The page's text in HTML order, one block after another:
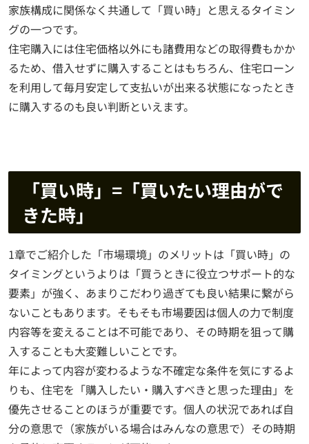
家族構成に関係なく共通して「買い時」と思えるタイミン
グの一つです。
住宅購入には住宅価格以外にも諸費用などの取得費もかか
るため、借入せずに購入することはもちろん、住宅ローン
を利用して毎月安定して支払いが出来る状態になったとき
に購入するのも良い判断といえます。
「買い時」=「買いたい理由がで
きた時」
1章でご紹介した「市場環境」のメリットは「買い時」の
タイミングというよりは「買うときに役立つサポート的な
要素」が強く、あまりこだわり過ぎても良い結果に繋がら
ないこともあります。そもそも市場要因は個人の力で制度
内容等を変えることは不可能であり、その時期を狙って購
入することも大変難しいことです。
年によって内容が変わるような不確定な条件を気にするよ
りも、住宅を「購入したい・購入すべきと思った理由」を
優先させることのほうが重要です。個人の状況であれば自
分の意思で（家族がいる場合はみんなの意思で）その時期